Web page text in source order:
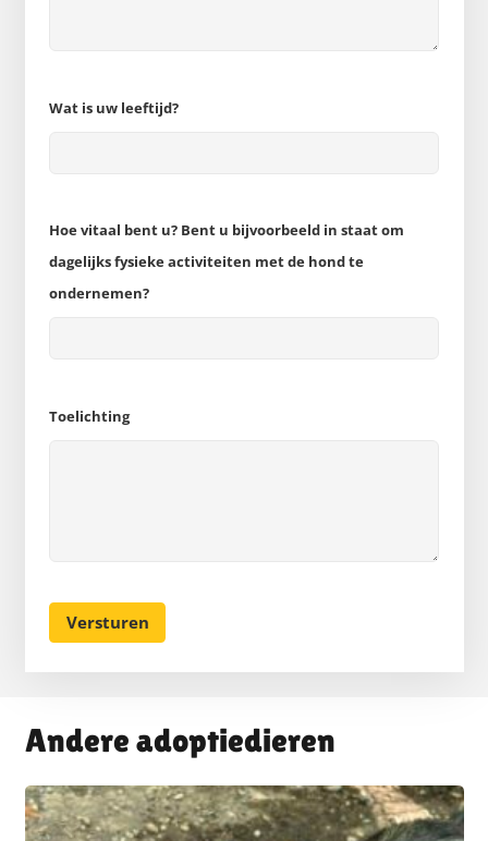
Wat is uw leeftijd?
Hoe vitaal bent u? Bent u bijvoorbeeld in staat om
dagelijks fysieke activiteiten met de hond te
ondernemen?
Toelichting
Andere adoptiedieren